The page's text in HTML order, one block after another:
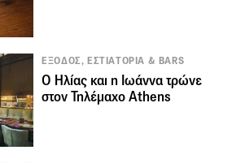
ΕΞΟΔΟΣ, ΕΣΤΙΑΤΟΡΙΑ & BARS
Ο Ηλίας και η Ιωάννα τρώνε
στον Τηλέμαχο Athens